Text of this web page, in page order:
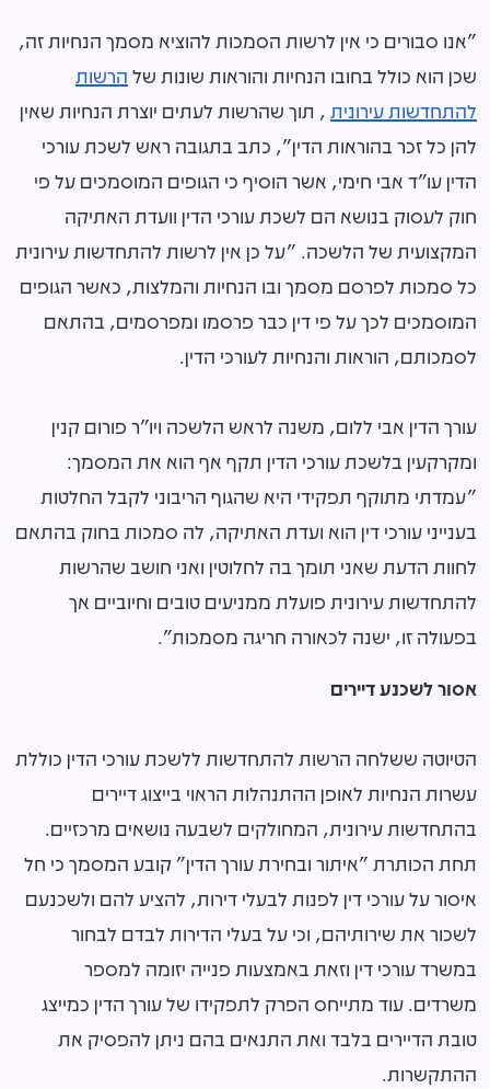
"אנו סבורים כי אין לרשות הסמכות להוציא מסמך הנחיות זה,
שכן הוא כולל בחובו הנחיות והוראות שונות של הרשות
להתחדשות עירונית , תוך שהרשות לעתים יוצרת הנחיות שאין
להן כל זכר בהוראות הדין", כתב בתגובה ראש לשכת עורכי
הדין עו"ד אבי חימי, אשר הוסיף כי הגופים המוסמכים על פי
חוק לעסוק בנושא הם לשכת עורכי הדין וועדת האתיקה
המקצועית של הלשכה. "על כן אין לרשות להתחדשות עירונית
כל סמכות לפרסם מסמך ובו הנחיות והמלצות, כאשר הגופים
המוסמכים לכך על פי דין כבר פרסמו ומפרסמים, בהתאם
לסמכותם, הוראות והנחיות לעורכי הדין.
עורך הדין אבי ללום, משנה לראש הלשכה ויו"ר פורום קנין
ומקרקעין בלשכת עורכי הדין תקף אף הוא את המסמך:
"עמדתי מתוקף תפקידי היא שהגוף הריבוני לקבל החלטות
בענייני עורכי דין הוא ועדת האתיקה, לה סמכות בחוק בהתאם
לחוות הדעת שאני תומך בה לחלוטין ואני חושב שהרשות
להתחדשות עירונית פועלת ממניעים טובים וחיוביים אך
בפעולה זו, ישנה לכאורה חריגה מסמכות".
אסור לשכנע דיירים
הטיוטה ששלחה הרשות להתחדשות ללשכת עורכי הדין כוללת
עשרות הנחיות לאופן ההתנהלות הראוי בייצוג דיירים
בהתחדשות עירונית, המחולקים לשבעה נושאים מרכזיים.
תחת הכותרת "איתור ובחירת עורך הדין" קובע המסמך כי חל
איסור על עורכי דין לפנות לבעלי דירות, להציע להם ולשכנעם
לשכור את שירותיהם, וכי על בעלי הדירות לבדם לבחור
במשרד עורכי דין וזאת באמצעות פנייה יזומה למספר
משרדים. עוד מתייחס הפרק לתפקידו של עורך הדין כמייצג
טובת הדיירים בלבד ואת התנאים בהם ניתן להפסיק את
ההתקשרות.